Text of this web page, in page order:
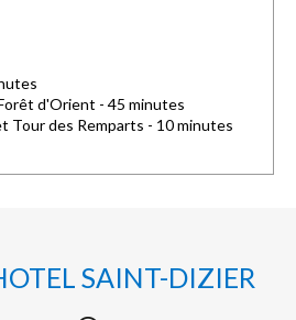
d'Orient - 45 minutes
Tour des Remparts - 10 minutes
SAINT-DIZIER